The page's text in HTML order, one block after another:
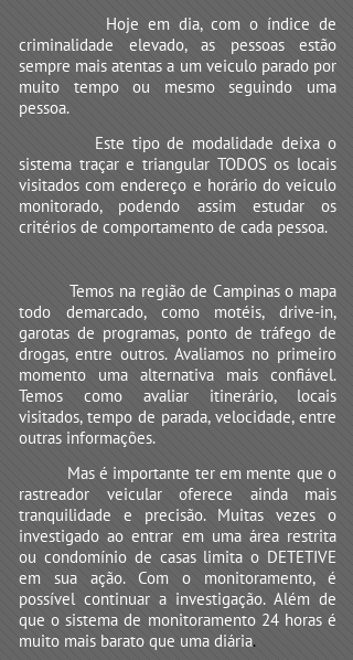
Hoje em dia, com o índice de
criminalidade elevado, as pessoas estão
sempre mais atentas a um veiculo parado por
muito tempo ou mesmo seguindo uma
pessoa.
Este tipo de modalidade deixa o
sistema traçar e triangular TODOS os locais
visitados com endereço e horário do veiculo
monitorado, podendo assim estudar os
critérios de comportamento de cada pessoa.
Temos na região de Campinas o mapa
todo demarcado, como motéis, drive-in,
garotas de programas, ponto de tráfego de
drogas, entre outros. Avaliamos no primeiro
momento uma alternativa mais confiável.
Temos como avaliar itinerário, locais
visitados, tempo de parada, velocidade, entre
outras informações.
Mas é importante ter em mente que o
rastreador veicular oferece ainda mais
tranquilidade e precisão. Muitas vezes o
investigado ao entrar em uma área restrita
ou condomínio de casas limita o DETETIVE
em sua ação. Com o monitoramento, é
possível continuar a investigação. Além de
que o sistema de monitoramento 24 horas é
muito mais barato que uma diária.